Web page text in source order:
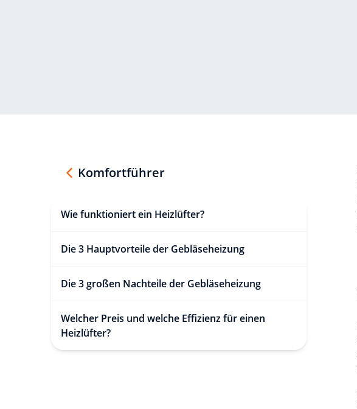
Komfortführer
Wie funktioniert ein Heizlüfter?
Die 3 Hauptvorteile der Gebläseheizung
Die 3 großen Nachteile der Gebläseheizung
Welcher Preis und welche Effizienz für einen
Heizlüfter?